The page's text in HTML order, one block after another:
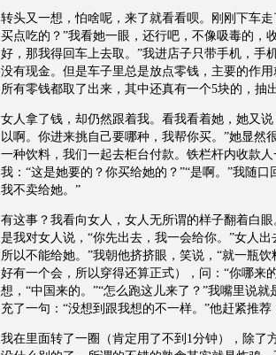
转头又一想，怕啥呢，来了就看看呗。刚刚下车
买点吃的？”我看她一眼，还行吧，不像吸毒的，
好，那我得回车上去取。”我进店子只带手机，手
没有现金。但是车子里总是放点零钱，主要的作
所有零钱都取了出来，其中还真有一个5块的，抽
女人拿了钱，却仍然跟着我。看我看着她，她又
以啊。你进来挑自己要哪种，我帮你买。”她显然
一种饮料，我们一起去柜台付款。铁栏杆内收款
我：“这是她要的？你买给她的？”“是啊。”我随
我不卖给她。”
有这事？我看向女人，女人无所谓的样子翻着白
是我对女人说，“你先出去，我一会给你。”女人
所以不能给她。”我朝他挤挤眼，笑说，“就一瓶
好有一个会，所以穿得还算正式），问：“你哪来
想，“中国来的。”“怎么跑这儿来了？”我嘴里说
充了一句：“没想到跟我想的不一样。”他赶紧推荐
我在里面转了一圈（肯定用了不到1分钟），除了